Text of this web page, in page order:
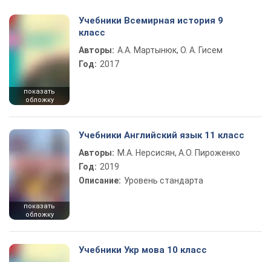
показать
обложку
Учебники Всемирная история 9
класс
Авторы: А.А. Мартынюк, О. А. Гисем
Год: 2017
показать
обложку
Учебники Английский язык 11 класс
Авторы: М.А. Нерсисян, А.О. Пироженко
Год: 2019
Описание: Уровень стандарта
Учебники Укр мова 10 класс